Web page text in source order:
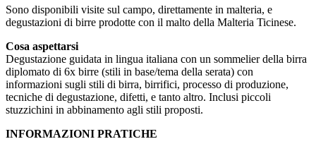
Sono disponibili visite sul campo, direttamente in malteria, e
degustazioni di birre prodotte con il malto della Malteria Ticinese.
Cosa aspettarsi
Degustazione guidata in lingua italiana con un sommelier della birra
diplomato di 6x birre (stili in base/tema della serata) con
informazioni sugli stili di birra, birrifici, processo di produzione,
tecniche di degustazione, difetti, e tanto altro. Inclusi piccoli
stuzzichini in abbinamento agli stili proposti.
INFORMAZIONI PRATICHE